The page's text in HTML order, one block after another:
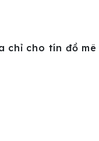
chỉ cho tín đồ mê